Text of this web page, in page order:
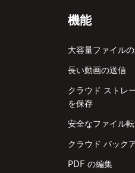
機能
大容量ファイル
長い動画の送信
クラウド ストレ
を保存
安全なファイル
クラウド バック
PDF の編集